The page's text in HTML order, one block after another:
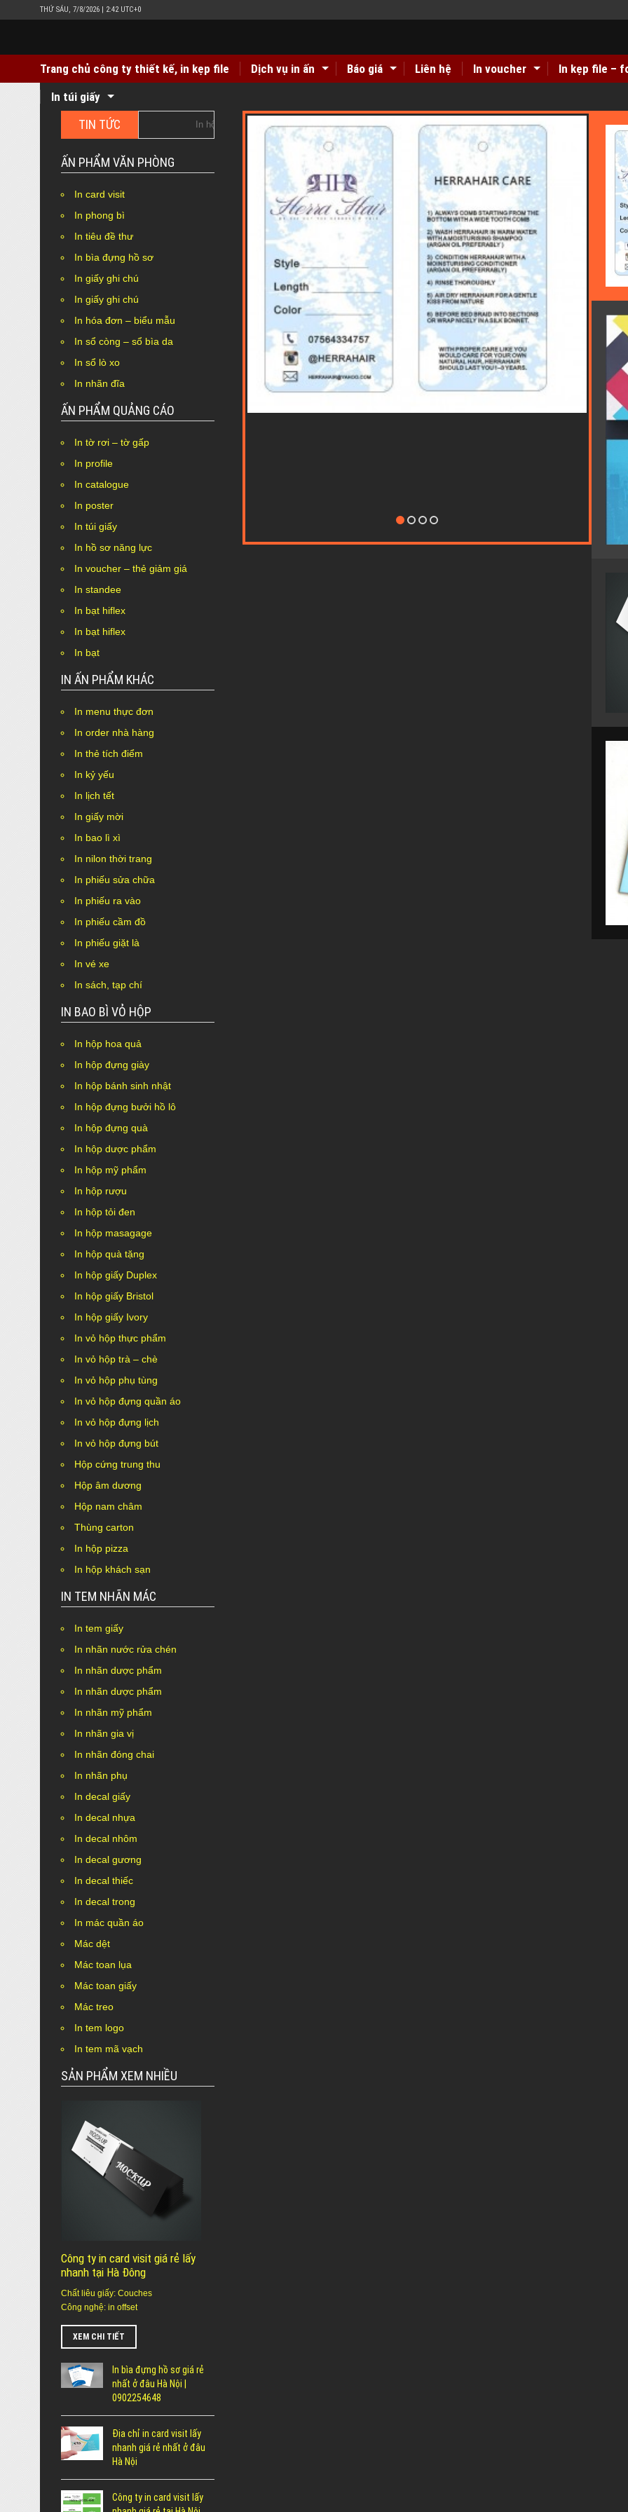
THỨ SÁU, 7/8/2026 | 2:42 UTC+0
Trang chủ công ty thiết kế, in kẹp file Dịch vụ in ấn Báo giá Liên hệ In voucher In kẹp file –
In túi giấy
TIN TỨC In hộp giấy Duplex bồi carton giá rẻ ở đâu Hà Nội?? Địa chỉ in tem decal giấy giá rẻ lấy nhanh Hà Nội,
ẤN PHẨM VĂN PHÒNG
In card visit
In phong bì
In tiêu đề thư
In bìa đựng hồ sơ
In giấy ghi chú
In giấy ghi chú
In hóa đơn – biểu mẫu
In sổ còng – sổ bìa da
In sổ lò xo
In nhãn đĩa
ẤN PHẨM QUẢNG CÁO
In tờ rơi – tờ gấp
In profile
In catalogue
In poster
In túi giấy
In hồ sơ năng lực
In voucher – thẻ giảm giá
In standee
In bạt hiflex
In bạt hiflex
In bạt
IN ẤN PHẨM KHÁC
In menu thực đơn
In order nhà hàng
In thẻ tích điểm
In kỷ yếu
In lịch tết
In giấy mời
In bao lì xì
In nilon thời trang
In phiếu sửa chữa
In phiếu ra vào
In phiếu cầm đồ
In phiếu giặt là
In vé xe
In sách, tạp chí
IN BAO BÌ VỎ HỘP
In hộp hoa quả
In hộp đựng giày
In hộp bánh sinh nhật
In hộp đựng bưởi hồ lô
In hộp đựng quà
In hộp dược phẩm
In hộp mỹ phẩm
In hộp rượu
In hộp tỏi đen
In hộp masagage
In hộp quà tặng
In hộp giấy Duplex
In hộp giấy Bristol
In hộp giấy Ivory
In vỏ hộp thực phẩm
In vỏ hộp trà – chè
In vỏ hộp phụ tùng
In vỏ hộp đựng quần áo
In vỏ hộp đựng lịch
In vỏ hộp đựng bút
Hộp cứng trung thu
Hộp âm dương
Hộp nam châm
Thùng carton
In hộp pizza
In hộp khách sạn
IN TEM NHÃN MÁC
In tem giấy
In nhãn nước rửa chén
In nhãn dược phẩm
In nhãn dược phẩm
In nhãn mỹ phẩm
In nhãn gia vị
In nhãn đóng chai
In nhãn phụ
In decal giấy
In decal nhựa
In decal nhôm
In decal gương
In decal thiếc
In decal trong
In mác quần áo
Mác dệt
Mác toan lụa
Mác toan giấy
Mác treo
In tem logo
In tem mã vạch
SẢN PHẨM XEM NHIỀU
Công ty in card visit giá rẻ lấy
nhanh tại Hà Đông
Chất liêu giấy: Couches
Công nghệ: in offset
XEM CHI TIẾT
In bìa đựng hồ sơ giá rẻ
nhất ở đâu Hà Nội |
0902254648
Địa chỉ in card visit lấy
nhanh giá rẻ nhất ở đâu
Hà Nội
Công ty in card visit lấy